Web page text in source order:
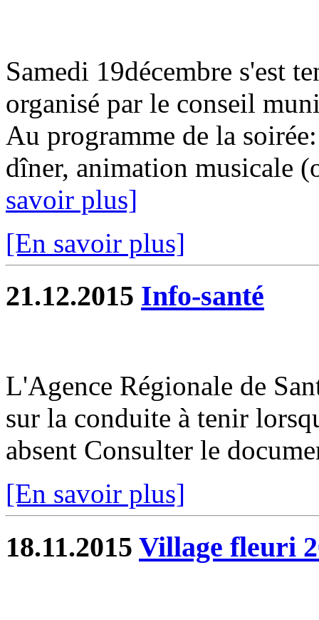
Samedi 19décembre s'est
organisé par le conseil
Au programme de la
dîner, animation musicale
savoir plus]
[En savoir plus]
21.12.2015 Info-santé
L'Agence Régionale de
sur la conduite à tenir
absent Consulter le
[En savoir plus]
18.11.2015 Village fleuri